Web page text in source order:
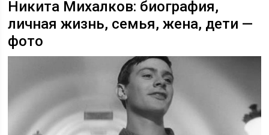
Никита Михалков: биография,
личная жизнь, семья, жена, дети —
фото